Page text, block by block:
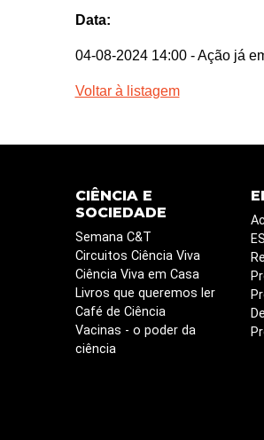
Data:
04-08-2024 14:00 - Ação já
Voltar à listagem
CIÊNCIA E
SOCIEDADE
Semana C&T
Circuitos Ciência Viva
Ciência Viva em Casa
Livros que queremos ler
Café de Ciência
Vacinas - o poder da
ciência